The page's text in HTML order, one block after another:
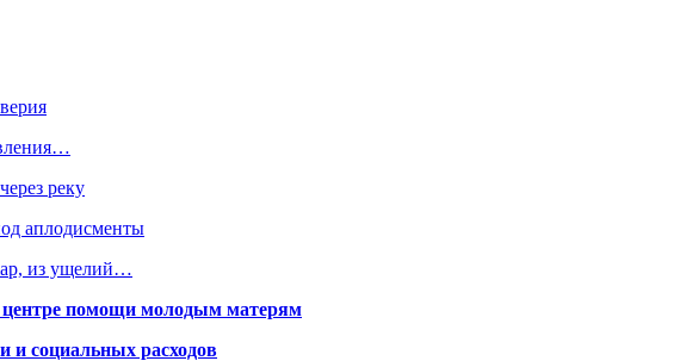
реку
аплодисменты
из ущелий…
центре помощи молодым матерям
и социальных расходов